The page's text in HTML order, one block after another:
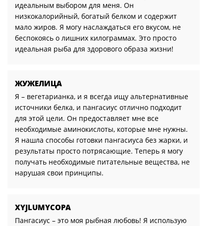
идеальным выбором для меня. Он
низкокалорийный, богатый белком и содержит
мало жиров. Я могу наслаждаться его вкусом, не
беспокоясь о лишних килограммах. Это просто
идеальная рыба для здорового образа жизни!
ЖУЖЕЛИЦА
Я – вегетарианка, и я всегда ищу альтернативные
источники белка, и пангасиус отлично подходит
для этой цели. Он предоставляет мне все
необходимые аминокислоты, которые мне нужны.
Я нашла способы готовки пангасиуса без жарки, и
результаты просто потрясающие. Теперь я могу
получать необходимые питательные вещества, не
нарушая свои принципы.
XYJLUMYCOPA
Пангасиус – это моя рыбная любовь! Я использую